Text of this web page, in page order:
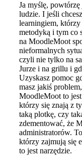
Ja myślę,
ludzie. I jeśli
learningiem, którzy
metodyką i tym co
na MoodleMoot
nieformalnych
czyli nie tylko na
Jurze i na grillu i
Uzyskasz pomoc
masz jakiś
MoodleMoot to
którzy się znają z
taką plotkę, czy
zdementować, że
administratorów.
którzy zajmują się
to jest narzędzie.